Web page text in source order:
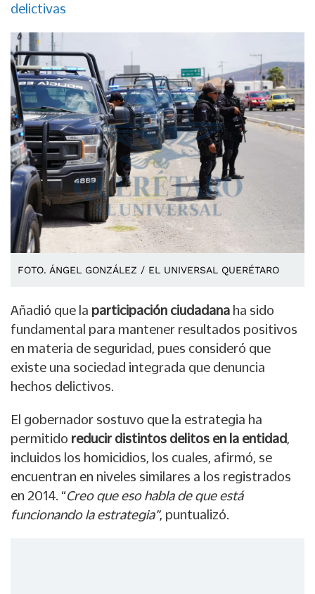
delictivas
FOTO. ÁNGEL GONZÁLEZ / EL UNIVERSAL QUERÉTARO
Añadió que la participación ciudadana ha sido
fundamental para mantener resultados positivos
en materia de seguridad, pues consideró que
existe una sociedad integrada que denuncia
hechos delictivos.
El gobernador sostuvo que la estrategia ha
permitido reducir distintos delitos en la entidad,
incluidos los homicidios, los cuales, afirmó, se
encuentran en niveles similares a los registrados
en 2014. “Creo que eso habla de que está
funcionando la estrategia”, puntualizó.